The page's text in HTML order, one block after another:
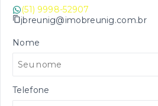
(51) 9998-52907
jbreunig@imobreunig.com.br
Nome
Telefone